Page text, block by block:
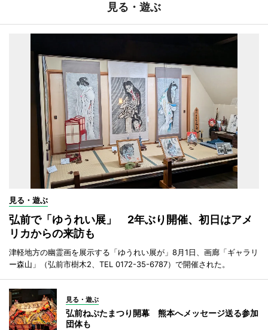
見る・遊ぶ
見る・遊ぶ
弘前で「ゆうれい展」 2年ぶり開催、初日はアメ
リカからの来訪も
津軽地方の幽霊画を展示する「ゆうれい展が」8月1日、画廊「ギャラリ
ー森山」（弘前市樹木2、TEL 0172-35-6787）で開催された。
見る・遊ぶ
弘前ねぷたまつり開幕 熊本へメッセージ送る参加
団体も